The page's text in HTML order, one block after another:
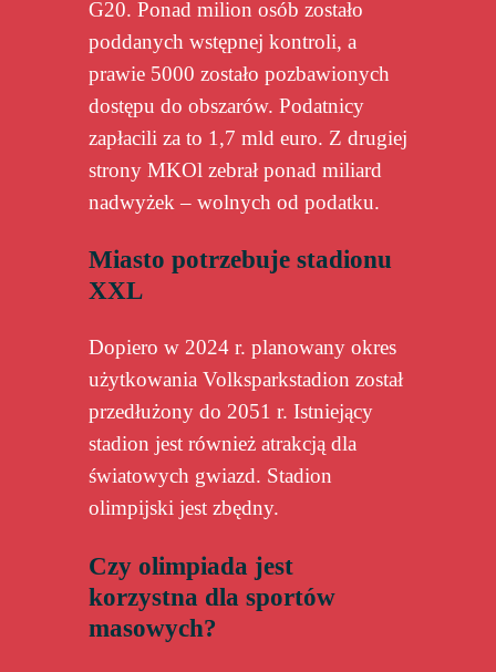
G20. Ponad milion osób zostało
poddanych wstępnej kontroli, a
prawie 5000 zostało pozbawionych
dostępu do obszarów. Podatnicy
zapłacili za to 1,7 mld euro. Z drugiej
strony MKOl zebrał ponad miliard
nadwyżek – wolnych od podatku.
Miasto potrzebuje stadionu
XXL
Dopiero w 2024 r. planowany okres
użytkowania Volksparkstadion został
przedłużony do 2051 r. Istniejący
stadion jest również atrakcją dla
światowych gwiazd. Stadion
olimpijski jest zbędny.
Czy olimpiada jest
korzystna dla sportów
masowych?